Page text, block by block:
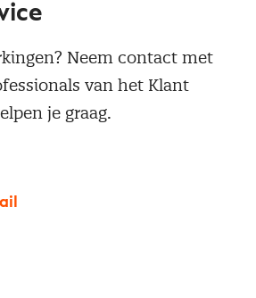
Neem contact met
van het Klant
je graag.